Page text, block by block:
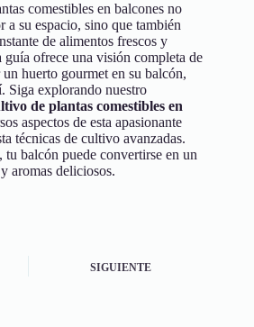
comestibles en balcones no
a su espacio, sino que también
de alimentos frescos y
guía ofrece una visión completa de
huerto gourmet en su balcón,
Siga explorando nuestro
de plantas comestibles en
aspectos de esta apasionante
técnicas de cultivo avanzadas.
balcón puede convertirse en un
aromas deliciosos.
SIGUIENTE